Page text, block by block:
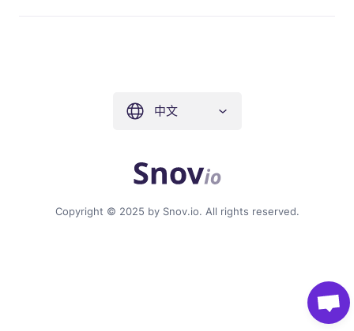
Copyright © 2025 by Snov.io. All rights reserved.
中文